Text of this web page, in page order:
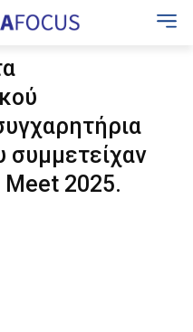
συμμετείχαν
Meet 2025.